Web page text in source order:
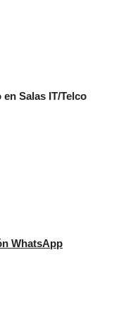
Salas IT/Telco
WhatsApp